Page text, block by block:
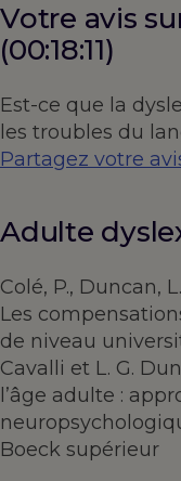
Votre avis
(00:18:11)
Est-ce que la
les troubles du
Partagez votre
Adulte
Colé, P., Duncan,
Les
de niveau
Cavalli et L. G.
l’âge adulte :
Boeck supérieur